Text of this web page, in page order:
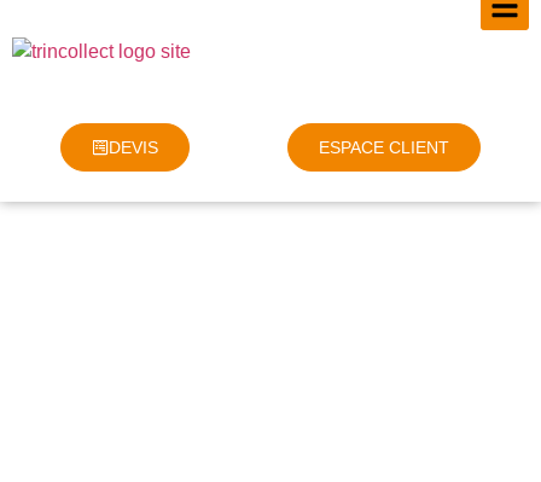
DEVIS ESPACE CLIENT